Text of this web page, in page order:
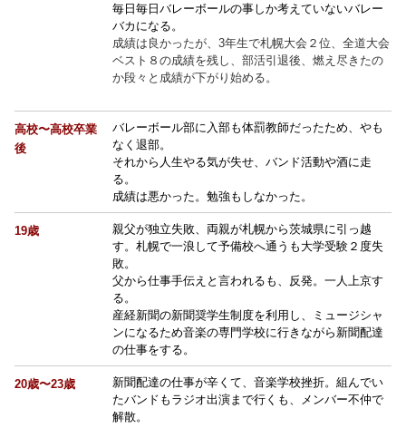
毎日毎日バレーボールの事しか考えていないバレー
バカになる。
成績は良かったが、3年生で札幌大会２位、全道大会
ベスト８の成績を残し、部活引退後、燃え尽きたの
か段々と成績が下がり始める。
高校〜高校卒業
後
バレーボール部に入部も体罰教師だったため、やも
なく退部。
それから人生やる気が失せ、バンド活動や酒に走
る。
成績は悪かった。勉強もしなかった。
19歳
親父が独立失敗、両親が札幌から茨城県に引っ越
す。札幌で一浪して予備校へ通うも大学受験２度失
敗。
父から仕事手伝えと言われるも、反発。一人上京す
る。
産経新聞の新聞奨学生制度を利用し、ミュージシャ
ンになるため音楽の専門学校に行きながら新聞配達
の仕事をする。
20歳〜23歳
新聞配達の仕事が辛くて、音楽学校挫折。組んでい
たバンドもラジオ出演まで行くも、メンバー不仲で
解散。